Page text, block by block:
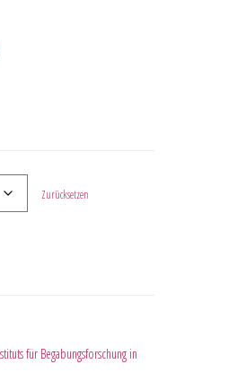
Zurücksetzen
für Begabungsforschung in